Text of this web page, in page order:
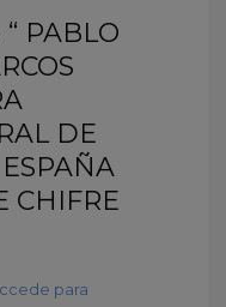
PABLO
DE
CHIFRE
para